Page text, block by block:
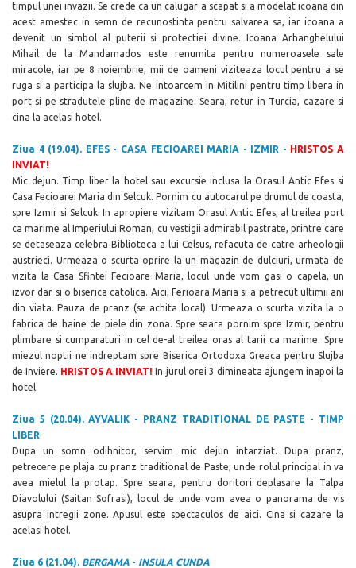
timpul unei invazii. Se crede ca un calugar a scapat si a modelat icoana din
acest amestec in semn de recunostinta pentru salvarea sa, iar icoana a
devenit un simbol al puterii si protectiei divine. Icoana Arhanghelului
Mihail de la Mandamados este renumita pentru numeroasele sale
miracole, iar pe 8 noiembrie, mii de oameni viziteaza locul pentru a se
ruga si a participa la slujba. Ne intoarcem in Mitilini pentru timp libera in
port si pe stradutele pline de magazine. Seara, retur in Turcia, cazare si
cina la acelasi hotel.
Ziua 4 (19.04). EFES - CASA FECIOAREI MARIA - IZMIR - HRISTOS A
INVIAT!
Mic dejun. Timp liber la hotel sau excursie inclusa la Orasul Antic Efes si
Casa Fecioarei Maria din Selcuk.Pornim cu autocarul pe drumul de coasta,
spre Izmir si Selcuk. In apropiere vizitam Orasul Antic Efes, al treilea port
ca marime al Imperiului Roman, cu vestigii admirabil pastrate, printre care
se detaseaza celebra Biblioteca a lui Celsus, refacuta de catre arheologii
austrieci. Urmeaza o scurta oprire la un magazin de dulciuri, urmata de
vizita la Casa Sfintei Fecioare Maria, locul unde vom gasi o capela, un
izvor dar si o biserica catolica. Aici, Ferioara Maria si-a petrecut ultimii ani
din viata. Pauza de pranz (se achita local). Urmeaza o scurta vizita la o
fabrica de haine de piele din zona. Spre seara pornim spre Izmir, pentru
plimbare si cumparaturi in cel de-al treilea oras al tarii ca marime. Spre
miezul noptii ne indreptam spre Biserica Ortodoxa Greaca pentru Slujba
de Inviere. HRISTOS A INVIAT!In jurul orei 3 dimineata ajungem inapoi la
hotel.
Ziua 5 (20.04). AYVALIK - PRANZ TRADITIONAL DE PASTE - TIMP
LIBER
Dupa un somn odihnitor, servim mic dejun intarziat. Dupa pranz,
petrecere pe plaja cu pranz traditional de Paste, unde rolul principal in va
avea mielul la protap. Spre seara, pentru doritori deplasare la Talpa
Diavolului (Saitan Sofrasi), locul de unde vom avea o panorama de vis
asupra intregii zone. Apusul este spectaculos de aici. Cina si cazare la
acelasi hotel.
Ziua 6 (21.04). BERGAMA - INSULA CUNDA